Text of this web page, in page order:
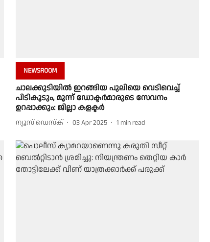
NEWSROOM
ചാലക്കുടിയിൽ ഇറങ്ങിയ പുലിയെ വെടിവെച്ച്
പിടികൂടും, മൂന്ന് ഡോക്ടർമാരുടെ സേവനം
ഉറപ്പാക്കും: ജില്ലാ കളക്ടർ
ന്യൂസ് ഡെസ്ക് 03 Apr 2025 1 min read